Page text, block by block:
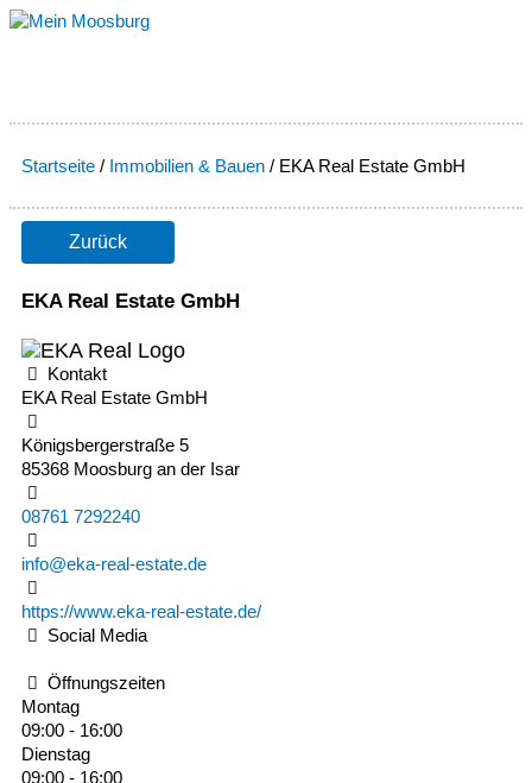
Zum
Inhalt
Startseite / Immobilien & Bauen / EKA Real Estate GmbH
EKA Real Estate GmbH
Zurück
Kontakt
EKA Real Estate GmbH
Königsbergerstraße 5
85368 Moosburg an der Isar
08761 7292240
info@eka-real-estate.de
https://www.eka-real-estate.de/
Social Media
Öffnungszeiten
Montag
09:00 - 16:00
Dienstag
09:00 - 16:00